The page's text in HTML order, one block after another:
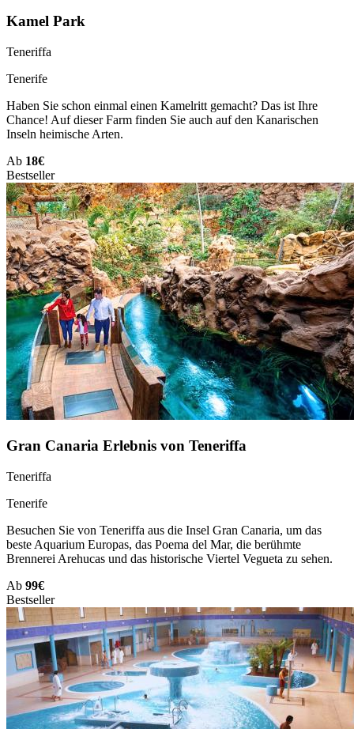
Kamel Park
Teneriffa
Tenerife
Haben Sie schon einmal einen Kamelritt gemacht? Das ist Ihre
Chance! Auf dieser Farm finden Sie auch auf den Kanarischen
Inseln heimische Arten.
Ab 18€
Bestseller
Gran Canaria Erlebnis von Teneriffa
Teneriffa
Tenerife
Besuchen Sie von Teneriffa aus die Insel Gran Canaria, um das
beste Aquarium Europas, das Poema del Mar, die berühmte
Brennerei Arehucas und das historische Viertel Vegueta zu sehen.
Ab 99€
Bestseller